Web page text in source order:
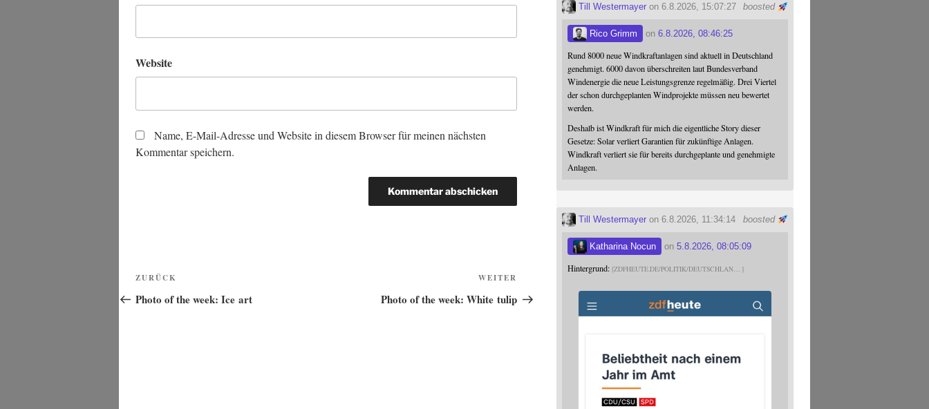
Website
Name, E-Mail-Adresse und Website in diesem Browser für meinen nächsten
Kommentar speichern.
Beitragsnavigation
Vorheriger
Beitrag
ZURÜCK
Photo of the week: Ice art
Beitrag
WEITER
Photo of the week: White tulip
boosted
Till Westermayer on 6.8.2026, 15:07:27
Rico Grimm on6.8.2026, 08:46:25
Rund 8000 neue Windkraftanlagen sind aktuell in Deutschland
genehmigt. 6000 davon überschreiten laut Bundesverband
Windenergie die neue Leistungsgrenze regelmäßig. Drei Viertel
der schon durchgeplanten Windprojekte müssen neu bewertet
werden.
Deshalb ist Windkraft für mich die eigentliche Story dieser
Gesetze: Solar verliert Garantien für zukünftige Anlagen.
Windkraft verliert sie für bereits durchgeplante und genehmigte
Anlagen.
boosted
Till Westermayer on 6.8.2026, 11:34:14
Katharina Nocun on5.8.2026, 08:05:09
Hintergrund: ZDFHEUTE.DE/POLITIK/DEUTSCHLAN